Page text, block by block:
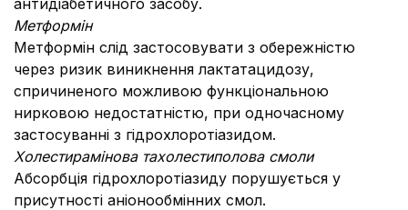
антидіабетичного засобу.
Метформін
Метформін слід застосовувати з обережністю
через ризик виникнення лактатацидозу,
спричиненого можливою функціональною
нирковою недостатністю, при одночасному
застосуванні з гідрохлоротіазидом.
Холестирамінова тахолестиполова смоли
Абсорбція гідрохлоротіазиду порушується у
присутності аніонообмінних смол.